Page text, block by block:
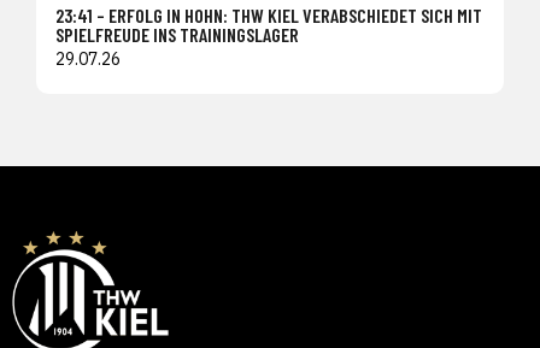
23:41 – ERFOLG IN HOHN: THW KIEL VERABSCHIEDET SICH MIT
SPIELFREUDE INS TRAININGSLAGER
29.07.26